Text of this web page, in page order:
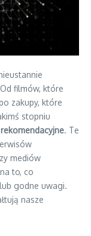
filmów, które
zakupy, które
stopniu
. Te
mediów
to, co
godne uwagi.
nasze